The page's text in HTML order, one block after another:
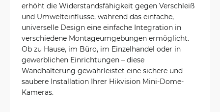
erhöht die Widerstandsfähigkeit gegen Verschleiß
und Umwelteinflüsse, während das einfache,
universelle Design eine einfache Integration in
verschiedene Montageumgebungen ermöglicht.
Ob zu Hause, im Büro, im Einzelhandel oder in
gewerblichen Einrichtungen – diese
Wandhalterung gewährleistet eine sichere und
saubere Installation Ihrer Hikvision Mini-Dome-
Kameras.